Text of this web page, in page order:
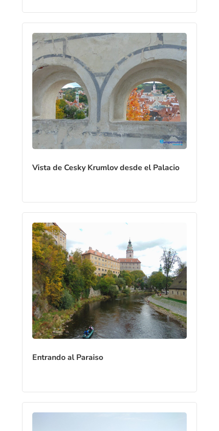
Vista de Cesky Krumlov desde el Palacio
Entrando al Paraiso